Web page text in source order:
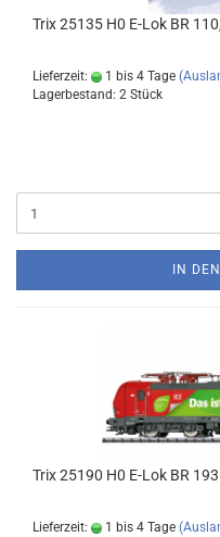
Trix 25135 H0 E-Lok BR
Lieferzeit: 1 bis 4 Tage
Lagerbestand: 2 Stück
IN
Trix 25190 H0 E-Lok BR
Lieferzeit: 1 bis 4 Tage